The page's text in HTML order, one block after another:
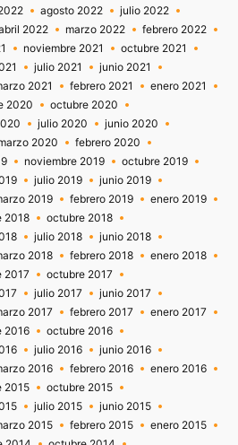
agosto 2022
julio 2022
2022 marzo 2022
febrero 2022
noviembre 2021
octubre 2021
julio 2021
junio 2021
2021 febrero 2021
enero 2021
2020
octubre 2020
julio 2020
junio 2020
2020
febrero 2020
noviembre 2019
octubre 2019
julio 2019
junio 2019
2019 febrero 2019
enero 2019
2018
octubre 2018
julio 2018
junio 2018
2018 febrero 2018
enero 2018
2017
octubre 2017
julio 2017
junio 2017
2017 febrero 2017
enero 2017
2016
octubre 2016
julio 2016
junio 2016
2016 febrero 2016
enero 2016
2015
octubre 2015
julio 2015
junio 2015
2015 febrero 2015
enero 2015